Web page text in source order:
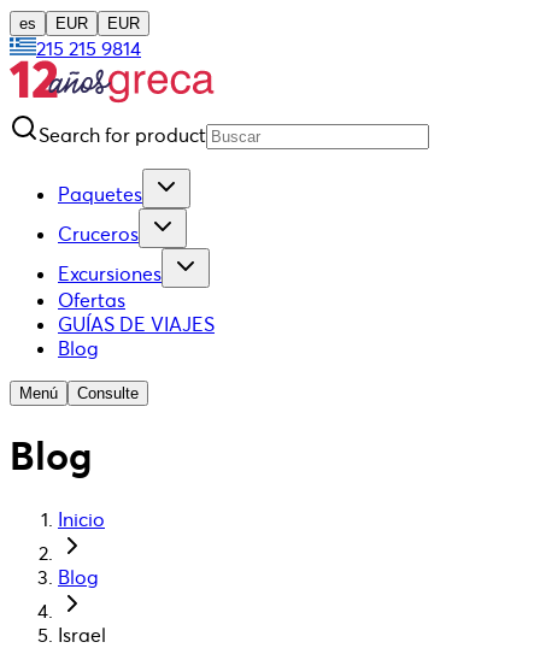
es EUR EUR
215 215 9814
Search for product
Paquetes
Cruceros
Excursiones
Ofertas
GUÍAS DE VIAJES
Blog
Menú Consulte
Blog
Inicio
Blog
Israel